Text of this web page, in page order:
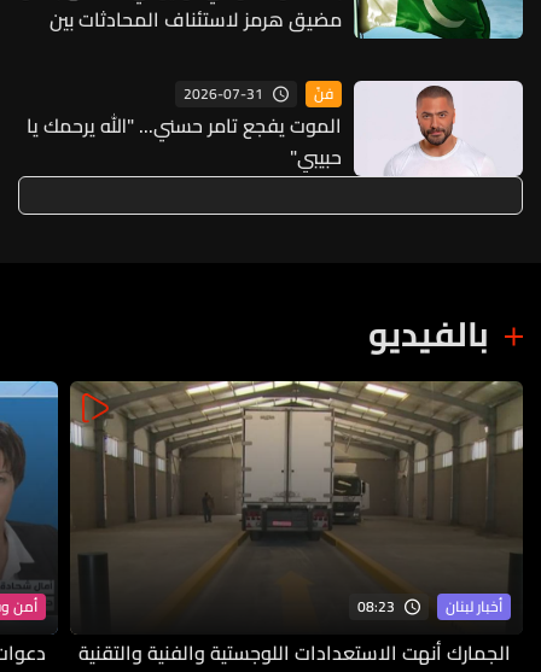
مضيق هرمز لاستئناف المحادثات بين
فنّ 2026-07-31
الموت يفجع تامر حسني... "الله يرحمك يا
حبيبي"
بالفيديو
أخبار لبنان 08:23
الجمارك أنهت الاستعدادات اللوجستية والفنية والتقنية
أمن